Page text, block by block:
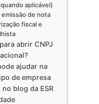
aplicável)
de nota
fiscal e
abrir CNPJ
ajudar na
de empresa
blog da ESR